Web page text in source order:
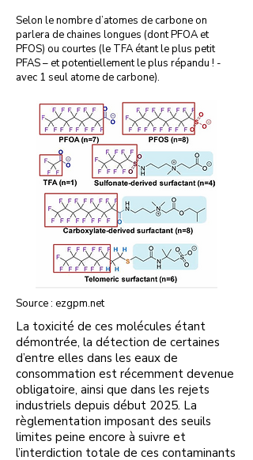
Selon le nombre d’atomes de carbone on
parlera de chaines longues (dont PFOA et
PFOS) ou courtes (le TFA étant le plus petit
PFAS – et potentiellement le plus répandu ! -
avec 1 seul atome de carbone).
Source : ezgpm.net
La toxicité de ces molécules étant
démontrée, la détection de certaines
d’entre elles dans les eaux de
consommation est récemment devenue
obligatoire, ainsi que dans les rejets
industriels depuis début 2025. La
règlementation imposant des seuils
limites peine encore à suivre et
l’interdiction totale de ces contaminants